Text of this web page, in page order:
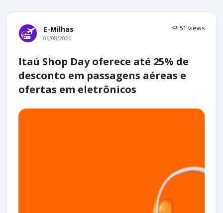
E-Milhas 51 views
06/08/2026
Itaú Shop Day oferece até 25% de
desconto em passagens aéreas e
ofertas em eletrônicos